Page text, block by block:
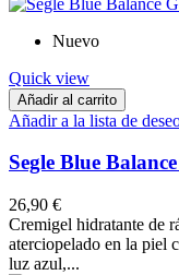
Nuevo
Quick view
Añadir al carrito
Añadir a la lista de
Segle Blue
26,90 €
Cremigel hidratante de
aterciopelado en la piel
luz azul,...